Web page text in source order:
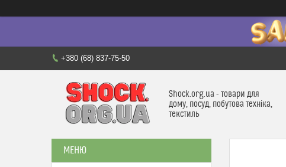
+380 (68) 837-75-50
Shock.org.ua - товари для
дому, посуд, побутова техніка,
текстиль